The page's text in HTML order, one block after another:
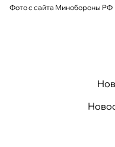
Фото с сайта Минобороны РФ